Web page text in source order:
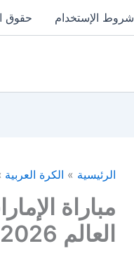
شروط الإستخدام حقوق
الرئيسية الكرة العربية
مباراة
العالم 2026